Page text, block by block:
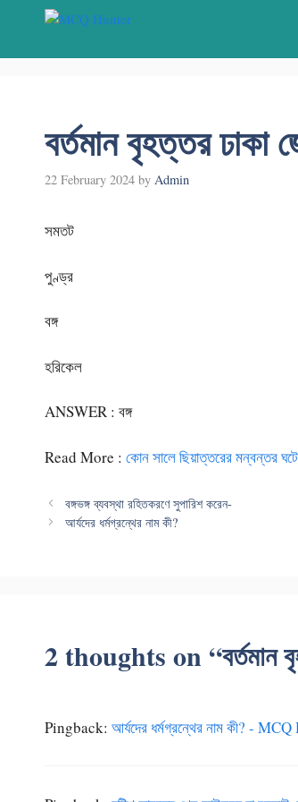
content
বর্তমান বৃহত্তর
22 February 2024 by Admin
সমতট
পুণ্ড্র
বঙ্গ
হরিকেল
ANSWER : বঙ্গ
Read More : কোন সালে ছিয়াত্তরের মন্বন্তর
বঙ্গভঙ্গ ব্যবস্থা রহিতকরণে সুপারিশ করেন-
আর্যদের ধর্মগ্রন্থের নাম কী?
2 thoughts on “বর্তমান
Pingback: আর্যদের ধর্মগ্রন্থের নাম কী? -